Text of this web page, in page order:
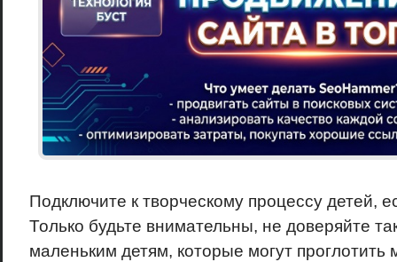
Подключите к творческому процессу детей,
Только будьте внимательны, не доверяйте
маленьким детям, которые могут проглотить